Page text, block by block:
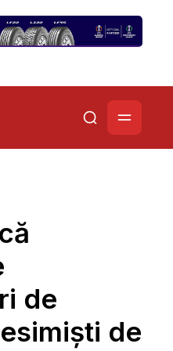
de
de